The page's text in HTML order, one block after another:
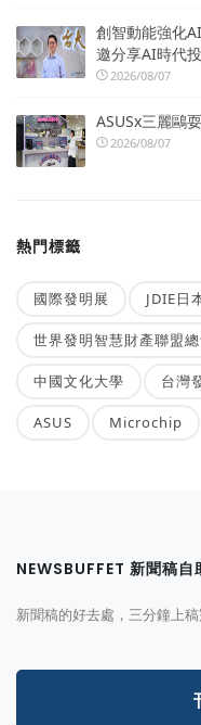
創智動能強化
邀分享AI時代
2026/08/07
ASUSx三麗鷗
2026/08/07
熱門標籤
國際發明展 JDIE日
世界發明智慧財產聯盟
中國文化大學 台灣
ASUS Microchip
NEWSBUFFET 新聞稿自
新聞稿的好去處，三分鐘上